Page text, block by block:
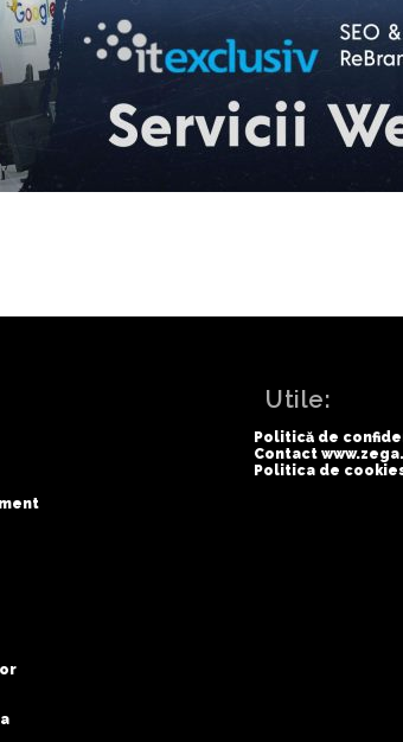
Utile:
Politică de
Contact
Politica de cookies